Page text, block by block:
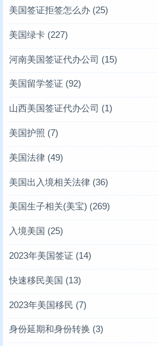
美国签证拒签怎么办 (25)
美国绿卡 (227)
河南美国签证代办公司 (15)
美国留学签证 (92)
山西美国签证代办公司 (1)
美国护照 (7)
美国法律 (49)
美国出入境相关法律 (36)
美国生子相关(美宝) (269)
入境美国 (25)
2023年美国签证 (14)
快速移民美国 (13)
2023年美国移民 (7)
身份延期和身份转换 (3)